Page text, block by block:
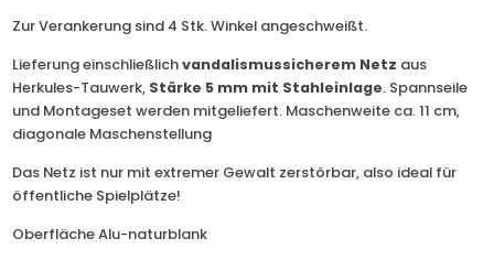
Zur Verankerung sind 4 Stk. Winkel angeschweißt.
Lieferung einschließlichvandalismussicherem Netz aus
Herkules-Tauwerk, Stärke 5 mm mit Stahleinlage. Spannseile
und Montageset werden mitgeliefert. Maschenweite ca. 11 cm,
diagonale Maschenstellung
Das Netz ist nur mit extremer Gewalt zerstörbar, also ideal für
öffentliche Spielplätze!
Oberfläche Alu-naturblank